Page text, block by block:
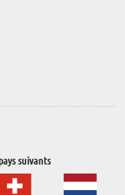
suivants